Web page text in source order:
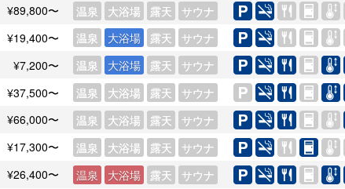
¥89,800〜 温泉 大浴場 露天 サウナ
¥19,400〜 温泉 大浴場 露天 サウナ
¥7,200〜 温泉 大浴場 露天 サウナ
¥37,500〜 温泉 大浴場 露天 サウナ
¥66,000〜 温泉 大浴場 露天 サウナ
¥17,300〜 温泉 大浴場 露天 サウナ
¥26,400〜 温泉 大浴場 露天 サウナ